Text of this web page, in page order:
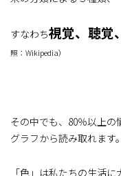
すなわち視覚、聴覚
照：Wikipedia）
その中でも、80％以上
グラフから読み取れます。
「色」は私たちの生活